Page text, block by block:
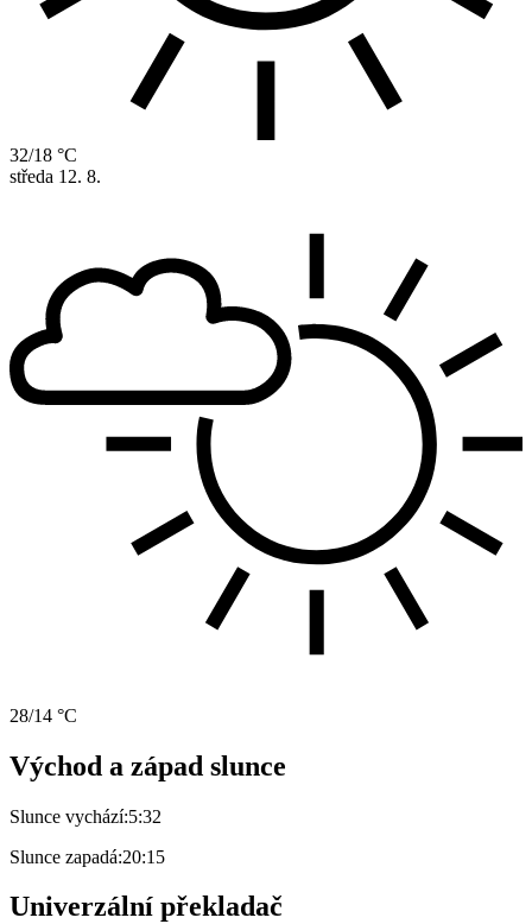
32/18 °C
středa 12. 8.
28/14 °C
Východ a západ slunce
Slunce vychází:5:32
Slunce zapadá:20:15
Univerzální překladač